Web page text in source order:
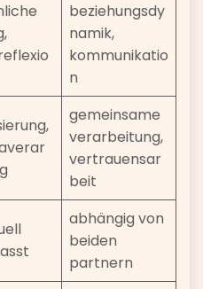
beziehungsdy
namik,
kommunikatio
n
gemeinsame
verarbeitung,
vertrauensar
beit
abhängig von
beiden
partnern